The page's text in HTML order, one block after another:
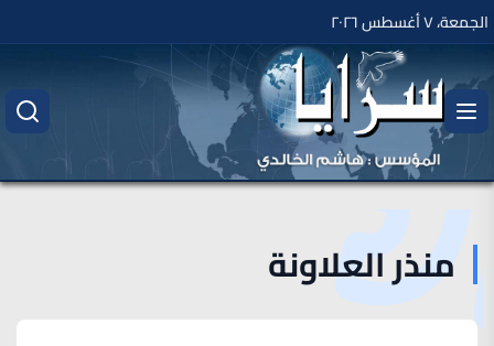
الجمعة، ٧ أغسطس ٢٠٢٦
منذر العلاونة